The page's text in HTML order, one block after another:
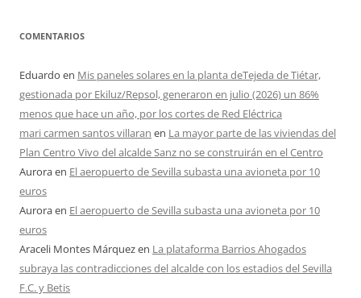
COMENTARIOS
Eduardo en Mis paneles solares en la planta deTejeda de Tiétar,
gestionada por Ekiluz/Repsol, generaron en julio (2026) un 86%
menos que hace un año, por los cortes de Red Eléctrica
mari carmen santos villaran en La mayor parte de las viviendas del
Plan Centro Vivo del alcalde Sanz no se construirán en el Centro
Auroraen El aeropuerto de Sevilla subasta una avioneta por 10
euros
Auroraen El aeropuerto de Sevilla subasta una avioneta por 10
euros
Araceli Montes Márquezen La plataforma Barrios Ahogados
subraya las contradicciones del alcalde con los estadios del Sevilla
F.C. y Betis